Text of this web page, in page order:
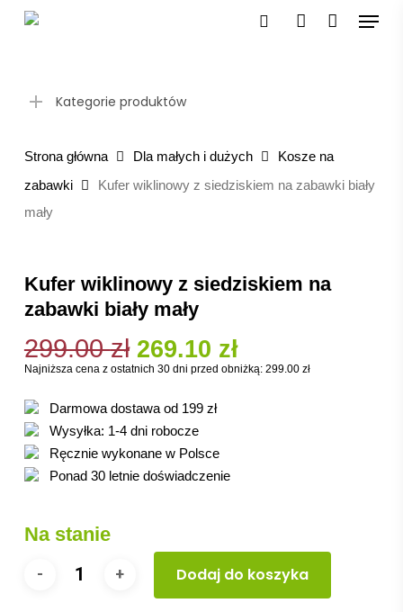
Skip
Menu
Kategorie produktów
Strona główna Dla małych i dużych
Kosze na
zabawki
Kufer wiklinowy z siedziskiem na zabawki biały
mały
Kufer wiklinowy z siedziskiem na
zabawki biały mały
299.00zł Pierwotna
cena
wynosiła:
299.00 zł.
269.10 złAktualna
cena
Najniższa cena z ostatnich 30 dni przed obniżką: 299.00 zł
Darmowa dostawa od 199 zł
Wysyłka: 1-4 dni robocze
Ręcznie wykonane w Polsce
Ponad 30 letnie doświadczenie
Na stanie
Dodaj do koszyka